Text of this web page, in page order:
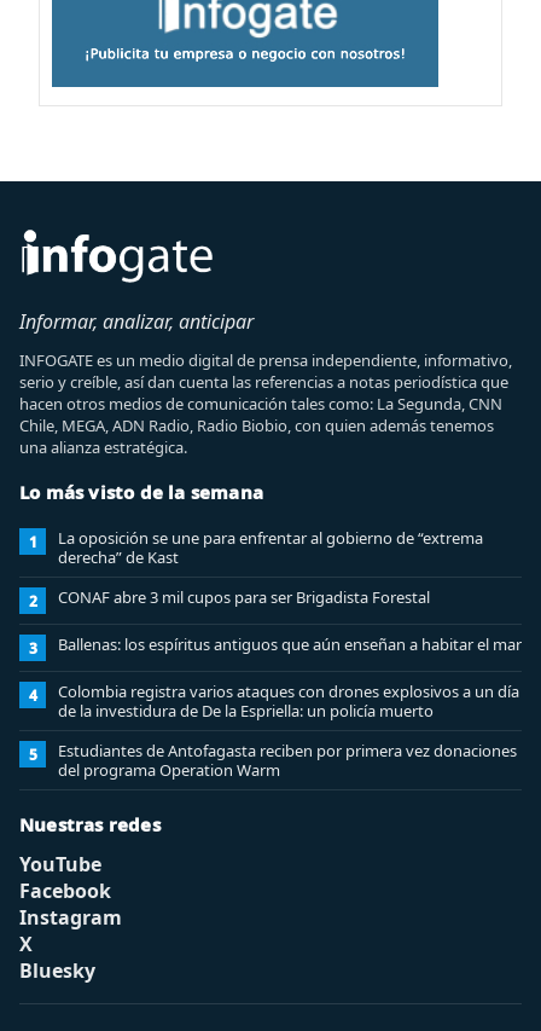
Informar, analizar, anticipar
INFOGATE es un medio digital de prensa independiente, informativo,
serio y creíble, así dan cuenta las referencias a notas periodística que
hacen otros medios de comunicación tales como: La Segunda, CNN
Chile, MEGA, ADN Radio, Radio Biobio, con quien además tenemos
una alianza estratégica.
Lo más visto de la semana
1
La oposición se une para enfrentar al gobierno de “extrema
derecha” de Kast
2 CONAF abre 3 mil cupos para ser Brigadista Forestal
3 Ballenas: los espíritus antiguos que aún enseñan a habitar el mar
4
Colombia registra varios ataques con drones explosivos a un día
de la investidura de De la Espriella: un policía muerto
5
Estudiantes de Antofagasta reciben por primera vez donaciones
del programa Operation Warm
Nuestras redes
YouTube
Facebook
Instagram
X
Bluesky